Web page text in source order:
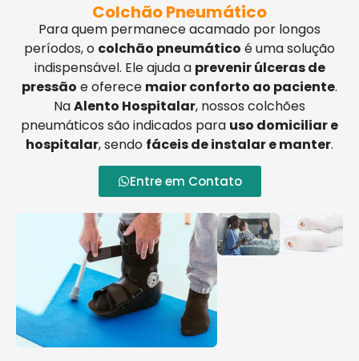
Colchão Pneumático
Para quem permanece acamado por longos
períodos, o colchão pneumático é uma solução
indispensável. Ele ajuda a prevenir úlceras de
pressão e oferece maior conforto ao paciente.
NaAlento Hospitalar, nossos colchões
pneumáticos são indicados para uso domiciliar e
hospitalar, sendo fáceis de instalar e manter.
Entre em Contato